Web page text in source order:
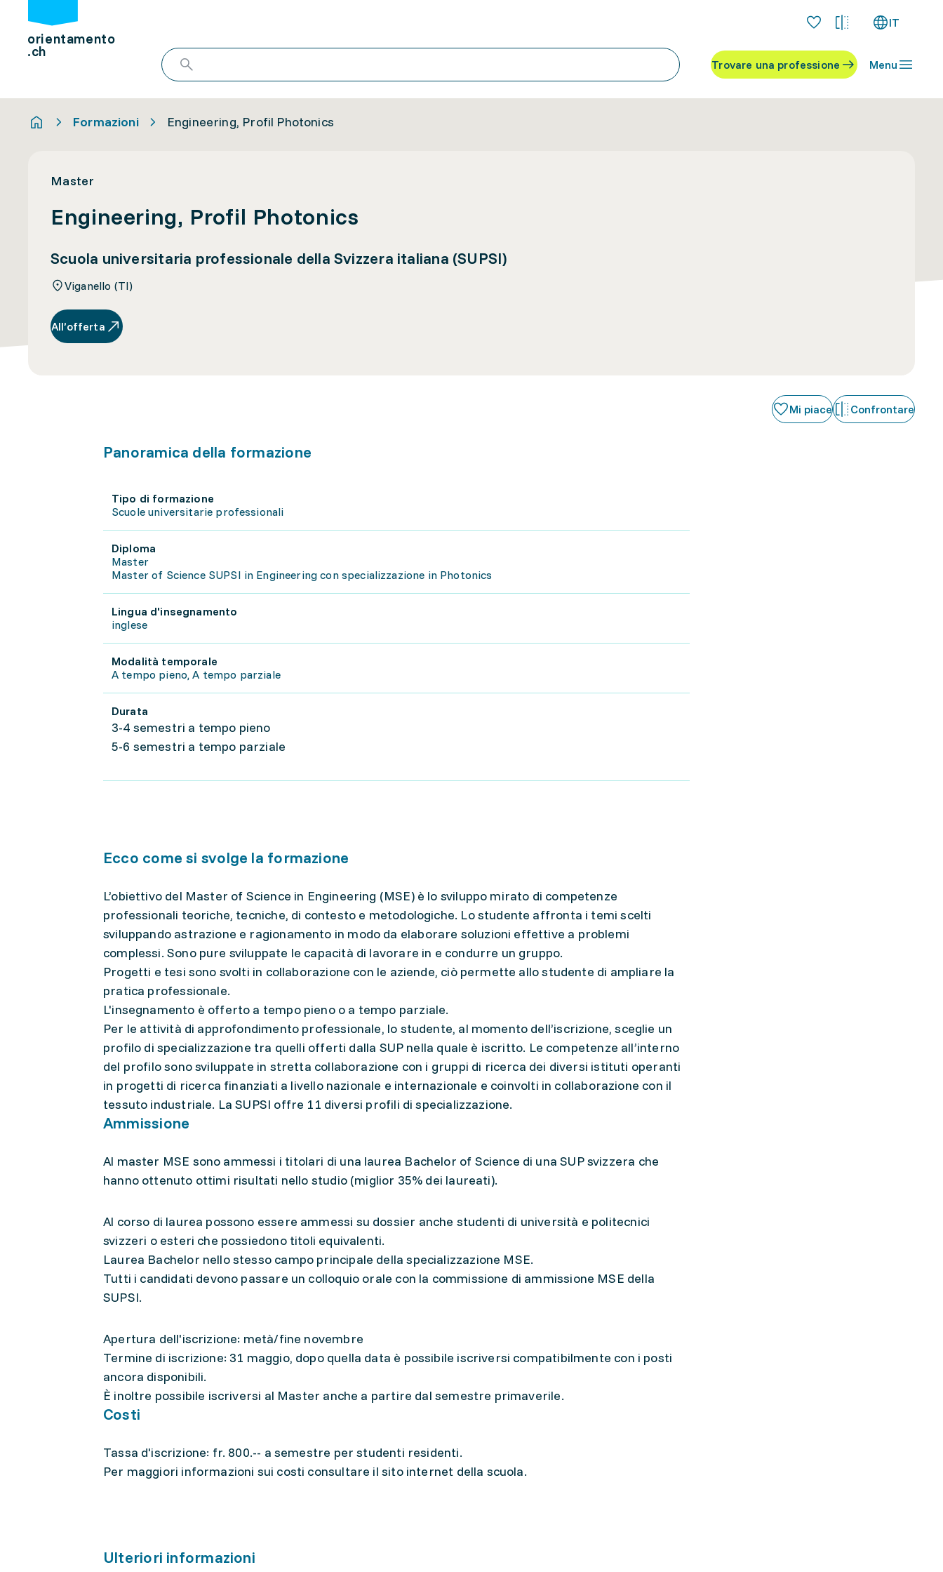
orientamento
.ch
IT
Trovare una professione Menu
Formazioni Engineering, Profil Photonics
Master
Engineering, Profil Photonics
Scuola universitaria professionale della Svizzera italiana (SUPSI)
Viganello (TI)
All’offerta
Mi piace Confrontare
Panoramica della formazione
Tipo di formazione
Scuole universitarie professionali
Diploma
Master
Master of Science SUPSI in Engineering con specializzazione in Photonics
Lingua d'insegnamento
inglese
Modalità temporale
A tempo pieno, A tempo parziale
Durata
3-4 semestri a tempo pieno
5-6 semestri a tempo parziale
Ecco come si svolge la formazione
L’obiettivo del Master of Science in Engineering (MSE) è lo sviluppo mirato di competenze
professionali teoriche, tecniche, di contesto e metodologiche. Lo studente affronta i temi scelti
sviluppando astrazione e ragionamento in modo da elaborare soluzioni effettive a problemi
complessi. Sono pure sviluppate le capacità di lavorare in e condurre un gruppo.
Progetti e tesi sono svolti in collaborazione con le aziende, ciò permette allo studente di ampliare la
pratica professionale.
L'insegnamento è offerto a tempo pieno o a tempo parziale.
Per le attività di approfondimento professionale, lo studente, al momento dell’iscrizione, sceglie un
profilo di specializzazione tra quelli offerti dalla SUP nella quale è iscritto. Le competenze all’interno
del profilo sono sviluppate in stretta collaborazione con i gruppi di ricerca dei diversi istituti operanti
in progetti di ricerca finanziati a livello nazionale e internazionale e coinvolti in collaborazione con il
tessuto industriale. La SUPSI offre 11 diversi profili di specializzazione.
Ammissione
Al master MSE sono ammessi i titolari di una laurea Bachelor of Science di una SUP svizzera che
hanno ottenuto ottimi risultati nello studio (miglior 35% dei laureati).
Al corso di laurea possono essere ammessi su dossier anche studenti di università e politecnici
svizzeri o esteri che possiedono titoli equivalenti.
Laurea Bachelor nello stesso campo principale della specializzazione MSE.
Tutti i candidati devono passare un colloquio orale con la commissione di ammissione MSE della
SUPSI.
Apertura dell'iscrizione: metà/fine novembre
Termine di iscrizione: 31 maggio, dopo quella data è possibile iscriversi compatibilmente con i posti
ancora disponibili.
È inoltre possibile iscriversi al Master anche a partire dal semestre primaverile.
Costi
Tassa d'iscrizione: fr. 800.-- a semestre per studenti residenti.
Per maggiori informazioni sui costi consultare il sito internet della scuola.
Ulteriori informazioni